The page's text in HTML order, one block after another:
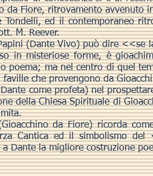
da Fiore, ritrovamento avvenuto
Tondelli, ed il contemporaneo
M. Reever.
(Dante Vivo) può dire <<se
in misteriose forme, è
poema; ma nel centro di quel
faville che provengono da
come profeta) nel
della Chiesa Spirituale di
da Fiore) ricorda
Cantica ed il simbolismo
Dante la migliore costruzione